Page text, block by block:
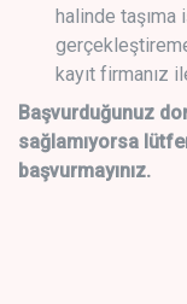
halinde taşıma
kayıt firmanız
Başvurduğunuz
sağlamıyorsa
başvurmayınız.